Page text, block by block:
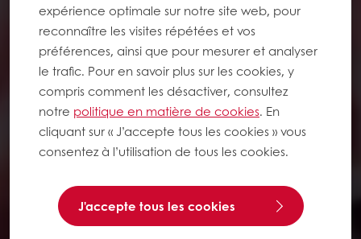
expérience optimale sur notre site web, pour
reconnaître les visites répétées et vos
préférences, ainsi que pour mesurer et analyser
le trafic. Pour en savoir plus sur les cookies, y
compris comment les désactiver, consultez
notre politique en matière de cookies. En
cliquant sur « J’accepte tous les cookies » vous
consentez à l’utilisation de tous les cookies.
J'accepte tous les cookies